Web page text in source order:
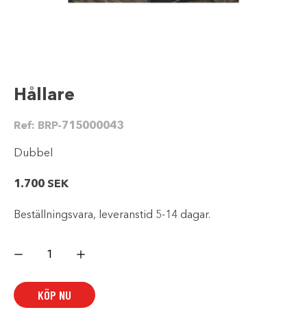
Hållare
Ref: BRP-715000043
Dubbel
1.700 SEK
Beställningsvara, leveranstid 5-14 dagar.
mängd
KÖP NU